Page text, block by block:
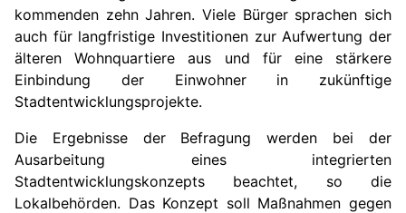
kommenden zehn Jahren. Viele Bürger sprachen sich
auch für langfristige Investitionen zur Aufwertung der
älteren Wohnquartiere aus und für eine stärkere
Einbindung der Einwohner in zukünftige
Stadtentwicklungsprojekte.
Die Ergebnisse der Befragung werden bei der
Ausarbeitung eines integrierten
Stadtentwicklungskonzepts beachtet, so die
Lokalbehörden. Das Konzept soll Maßnahmen gegen